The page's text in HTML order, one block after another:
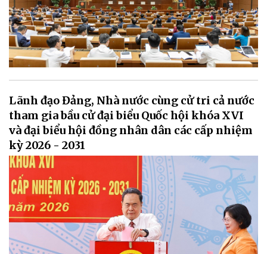
Lãnh đạo Đảng, Nhà nước cùng cử tri cả nước
tham gia bầu cử đại biểu Quốc hội khóa XVI
và đại biểu hội đồng nhân dân các cấp nhiệm
kỳ 2026 - 2031